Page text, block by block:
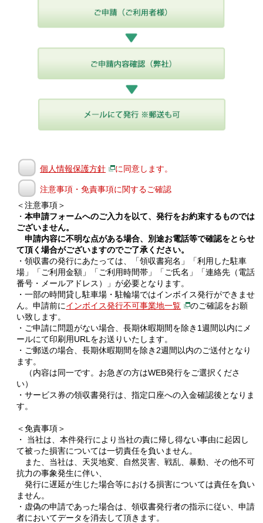
個人情報保護方針 に同意します。
注意事項・免責事項に関するご確認
＜注意事項＞
・ 本申請フォームへのご入力を以て、発行をお約束するものでは
ございません。
申請内容に不明な点がある場合、別途お電話等で確認をとらせ
て頂く場合がございますのでご了承ください。
・領収書の発行にあたっては、「領収書宛名」「利用した駐車
場」「ご利用金額」「ご利用時間帯」「ご氏名」「連絡先（電話
番号・メールアドレス）」が必要となります。
・一部の時間貸し駐車場・駐輪場ではインボイス発行ができませ
ん。申請前にインボイス発行不可事業地一覧
のご確認をお願
い致します。
・ご申請に問題がない場合、長期休暇期間を除き1週間以内にメ
ールにて印刷用URLをお送りいたします。
・ご郵送の場合、長期休暇期間を除き2週間以内のご送付となり
ます。
（内容は同一です。お急ぎの方はWEB発行をご選択くださ
い）
・サービス券の領収書発行は、指定口座への入金確認後となりま
す。
＜免責事項＞
・ 当社は、本件発行により当社の責に帰し得ない事由に起因し
て被った損害については一切責任を負いません。
また、当社は、天災地変、自然災害、戦乱、暴動、その他不可
抗力の事象発生に伴い、
発行に遅延が生じた場合等における損害については責任を負い
ません。
・虚偽の申請であった場合は、領収書発行者の指示に従い、申請
者においてデータを消去して頂きます。